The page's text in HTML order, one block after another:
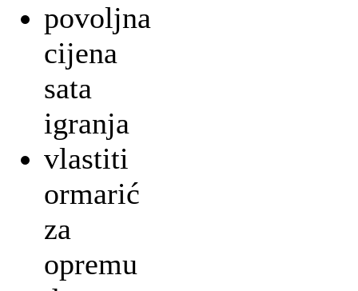
povoljna
cijena
sata
igranja
vlastiti
ormarić
za
opremu